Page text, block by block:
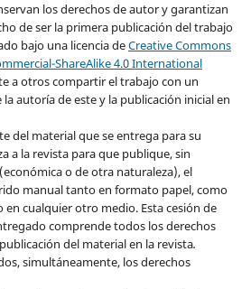
los derechos de autor y garantizan
de ser la primera publicación del trabajo
bajo una licencia deCreative Commons
ShareAlike 4.0 International
a otros compartir el trabajo con un
autoría de este y la publicación inicial en
del material que se entrega para su
a la revista para que publique, sin
o de otra naturaleza), el
manual tanto en formato papel, como
en cualquier otro medio. Esta cesión de
comprende todos los derechos
del material en la revista.
simultáneamente, los derechos